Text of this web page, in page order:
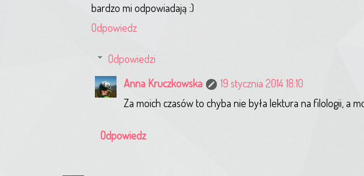
bardzo mi odpowiadają :)
Odpowiedz
Odpowiedzi
Anna Kruczkowska
19 stycznia 2014 18:10
Za moich czasów to chyba nie była lektura na filologii, a
Odpowiedz